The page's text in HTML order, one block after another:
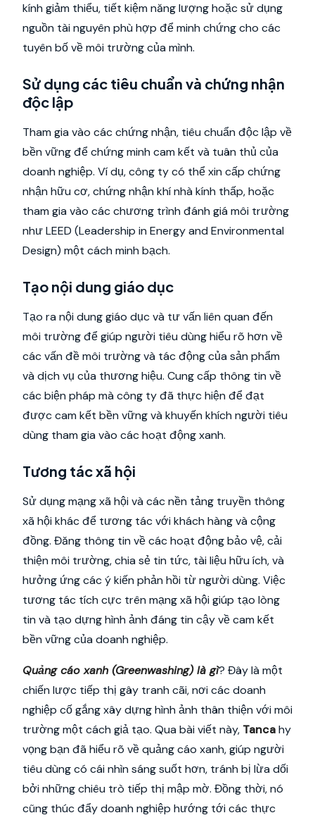
kính giảm thiểu, tiết kiệm năng lượng hoặc sử dụng
nguồn tài nguyên phù hợp để minh chứng cho các
tuyên bố về môi trường của mình.
Sử dụng các tiêu chuẩn và chứng nhận
độc lập
Tham gia vào các chứng nhận, tiêu chuẩn độc lập về
bền vững để chứng minh cam kết và tuân thủ của
doanh nghiệp. Ví dụ, công ty có thể xin cấp chứng
nhận hữu cơ, chứng nhận khí nhà kính thấp, hoặc
tham gia vào các chương trình đánh giá môi trường
như LEED (Leadership in Energy and Environmental
Design) một cách minh bạch.
Tạo nội dung giáo dục
Tạo ra nội dung giáo dục và tư vấn liên quan đến
môi trường để giúp người tiêu dùng hiểu rõ hơn về
các vấn đề môi trường và tác động của sản phẩm
và dịch vụ của thương hiệu. Cung cấp thông tin về
các biện pháp mà công ty đã thực hiện để đạt
được cam kết bền vững và khuyến khích người tiêu
dùng tham gia vào các hoạt động xanh.
Tương tác xã hội
Sử dụng mạng xã hội và các nền tảng truyền thông
xã hội khác để tương tác với khách hàng và cộng
đồng. Đăng thông tin về các hoạt động bảo vệ, cải
thiện môi trường, chia sẻ tin tức, tài liệu hữu ích, và
hưởng ứng các ý kiến phản hồi từ người dùng. Việc
tương tác tích cực trên mạng xã hội giúp tạo lòng
tin và tạo dựng hình ảnh đáng tin cậy về cam kết
bền vững của doanh nghiệp.
Quảng cáo xanh (Greenwashing) là gì? Đây là một
chiến lược tiếp thị gây tranh cãi, nơi các doanh
nghiệp cố gắng xây dựng hình ảnh thân thiện với môi
trường một cách giả tạo. Qua bài viết này, Tancahy
vọng bạn đã hiểu rõ về quảng cáo xanh, giúp người
tiêu dùng có cái nhìn sáng suốt hơn, tránh bị lừa dối
bởi những chiêu trò tiếp thị mập mờ. Đồng thời, nó
cũng thúc đẩy doanh nghiệp hướng tới các thực